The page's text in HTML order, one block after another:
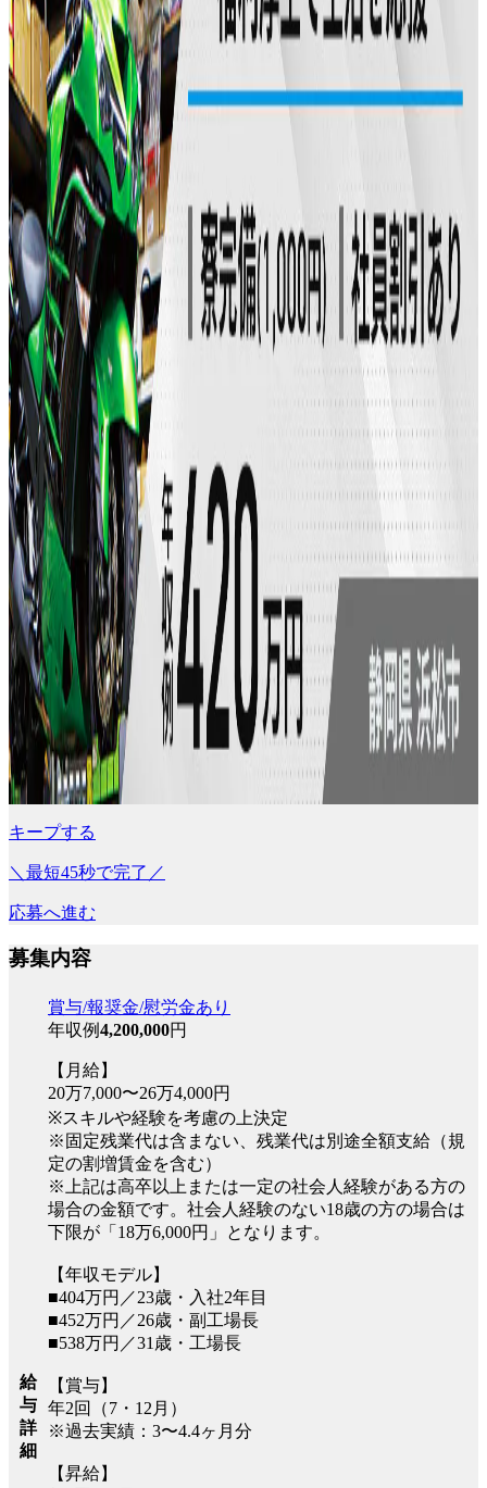
キープする
＼最短45秒で完了／
応募へ進む
募集内容
給
与
詳
細
賞与/報奨金/慰労金あり
年収例4,200,000円
【月給】
20万7,000〜26万4,000円
※スキルや経験を考慮の上決定
※固定残業代は含まない、残業代は別途全額支給（規
定の割増賃金を含む）
※上記は高卒以上または一定の社会人経験がある方の
場合の金額です。社会人経験のない18歳の方の場合は
下限が「18万6,000円」となります。
【年収モデル】
■404万円／23歳・入社2年目
■452万円／26歳・副工場長
■538万円／31歳・工場長
【賞与】
年2回（7・12月）
※過去実績：3〜4.4ヶ月分
【昇給】